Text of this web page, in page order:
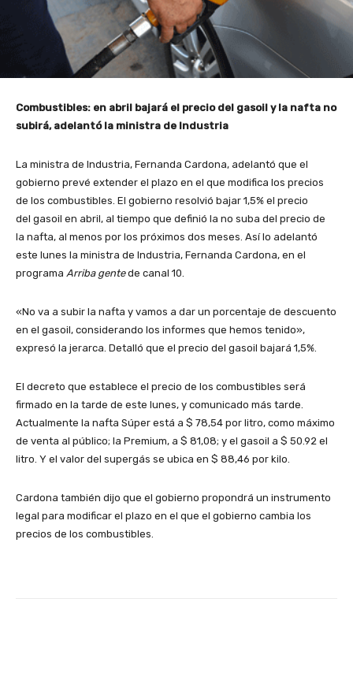
Combustibles: en abril bajará el precio del gasoil y la nafta no
subirá, adelantó la ministra de Industria
La ministra de Industria, Fernanda Cardona, adelantó que el
gobierno prevé extender el plazo en el que modifica los precios
de los combustibles. El gobierno resolvió bajar 1,5% el precio
del gasoil en abril, al tiempo que definió la no suba del precio de
la nafta, al menos por los próximos dos meses. Así lo adelantó
este lunes la ministra de Industria, Fernanda Cardona, en el
programa Arriba gentede canal 10.
«No va a subir la nafta y vamos a dar un porcentaje de descuento
en el gasoil, considerando los informes que hemos tenido»,
expresó la jerarca. Detalló que el precio del gasoil bajará 1,5%.
El decreto que establece el precio de los combustibles será
firmado en la tarde de este lunes, y comunicado más tarde.
Actualmente la nafta Súper está a $ 78,54 por litro, como máximo
de venta al público; la Premium, a $ 81,08; y el gasoil a $ 50.92 el
litro. Y el valor del supergás se ubica en $ 88,46 por kilo.
Cardona también dijo que el gobierno propondrá un instrumento
legal para modificar el plazo en el que el gobierno cambia los
precios de los combustibles.